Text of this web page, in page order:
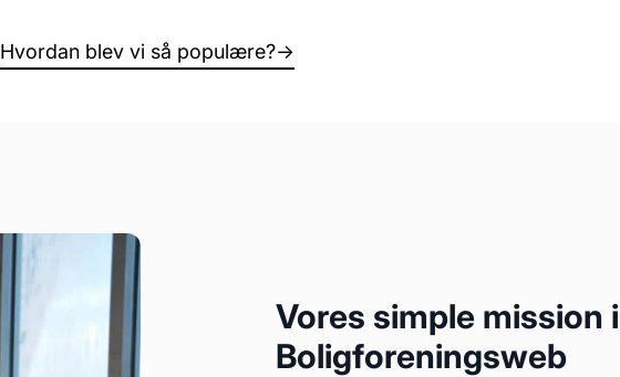
Hvordan blev vi så populære?→
Vores simple mission i
Boligforeningsweb